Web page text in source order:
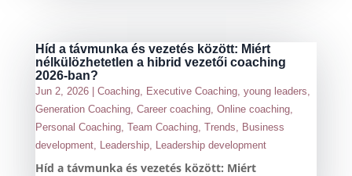
Híd a távmunka és vezetés között: Miért
nélkülözhetetlen a hibrid vezetői coaching
2026-ban?
Jun 2, 2026| Coaching, Executive Coaching, young leaders,
Generation Coaching, Career coaching, Online coaching,
Personal Coaching, Team Coaching, Trends, Business
development, Leadership, Leadership development
Híd a távmunka és vezetés között: Miért